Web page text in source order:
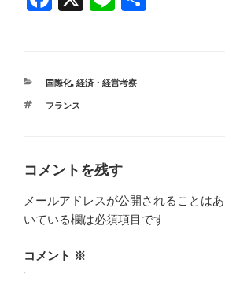
e
b
k
カ
ゴ
国際化, 経済・経営考察
タ
フランス
コメントを残す
メールアドレスが公開されることはあ
いている欄は必須項目です
コメント ※